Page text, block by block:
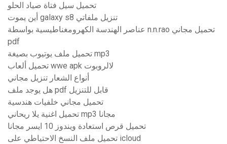
تحميل سيل فتاة صياد الحلو
أين يموت galaxy s8 تنزيل ملفاتي
عناصر الهندسة الكهرومغناطيسية بواسطة n.n.rao تحميل مجاني
pdf
تحميل ملف يوتيوب بصيغة mp3
تحميل ألعاب wwe apk لالروبوت
أنواع الشعار تنزيل مجاني
هل يوجد ملف pdf قابل للتنزيل
تحميل مجاني خلفيات هندسية
تحميل اغنية يلا ريحاني mp3 مجانا
تحميل قرص استعادة ويندوز 10 ايسر مجانا
تحميل ملف النسخ الاحتياطي على icloud